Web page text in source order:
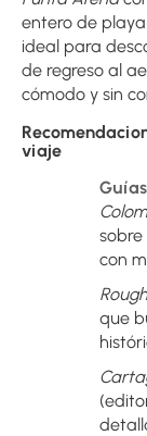
entero de
ideal para
de regreso al
cómodo y sin
viaje
con
que